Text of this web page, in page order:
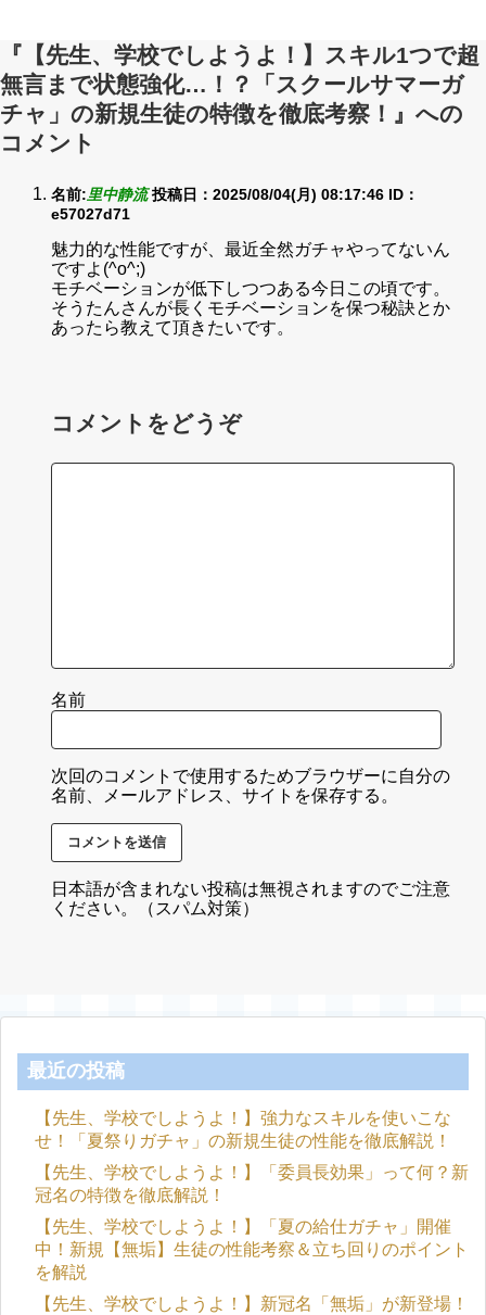
『【先生、学校でしようよ！】スキル1つで超
無言まで状態強化…！？「スクールサマーガ
チャ」の新規生徒の特徴を徹底考察！』への
コメント
名前:里中静流 投稿日：2025/08/04(月) 08:17:46 ID：
e57027d71
魅力的な性能ですが、最近全然ガチャやってないん
ですよ(^o^;)
モチベーションが低下しつつある今日この頃です。
そうたんさんが長くモチベーションを保つ秘訣とか
あったら教えて頂きたいです。
コメントをどうぞ
名前
次回のコメントで使用するためブラウザーに自分の
名前、メールアドレス、サイトを保存する。
日本語が含まれない投稿は無視されますのでご注意
ください。（スパム対策）
最近の投稿
【先生、学校でしようよ！】強力なスキルを使いこな
せ！「夏祭りガチャ」の新規生徒の性能を徹底解説！
【先生、学校でしようよ！】「委員長効果」って何？新
冠名の特徴を徹底解説！
【先生、学校でしようよ！】「夏の給仕ガチャ」開催
中！新規【無垢】生徒の性能考察＆立ち回りのポイント
を解説
【先生、学校でしようよ！】新冠名「無垢」が新登場！